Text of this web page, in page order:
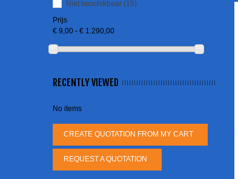
Niet beschikbaar (15)
Prijs
€ 9,00 - € 1.290,00
RECENTLY VIEWED
No items
CREATE QUOTATION FROM MY CART
REQUEST A QUOTATION